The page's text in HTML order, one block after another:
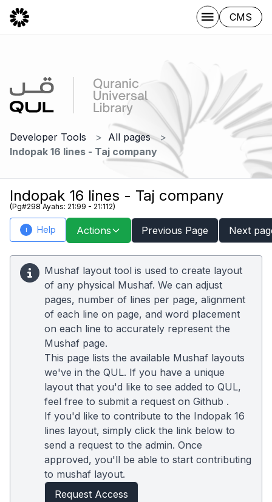
CMS
Developer Tools
All pages
Indopak 16 lines - Taj company
Indopak 16 lines - Taj company
(Pg#298 Ayahs: 21:99 - 21:112)
i Help Actions Previous Page Next
Mushaf layout tool is used to create layout
of any physical Mushaf. We can adjust
pages, number of lines per page, alignment
of each line on page, and word placement
on each line to accurately represent the
Mushaf page.
This page lists the available Mushaf layouts
we've in the QUL. If you have a unique
layout that you'd like to see added to QUL,
feel free to submit a request on Github .
If you'd like to contribute to the Indopak 16
lines layout, simply click the link below to
send a request to the admin. Once
approved, you'll be able to start contributing
to mushaf layout.
Request Access